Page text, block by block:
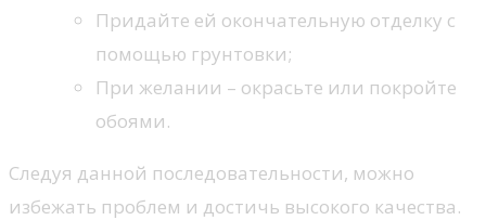
Придайте ей окончательную отделку с
помощью грунтовки;
При желании – окрасьте или покройте
обоями.
Следуя данной последовательности, можно
избежать проблем и достичь высокого качества.